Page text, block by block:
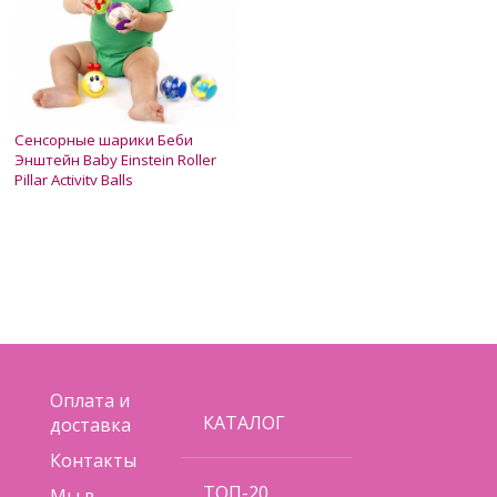
Сенсорные шарики Беби
Энштейн Baby Einstein Roller
Pillar Activity Balls
Оплата и
доставка
Контакты
КАТАЛОГ